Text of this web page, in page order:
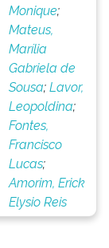
Monique;
Mateus,
Marília
Gabriela de
Sousa;Lavor,
Leopoldina;
Fontes,
Francisco
Lucas;
Amorim, Erick
Elysio Reis